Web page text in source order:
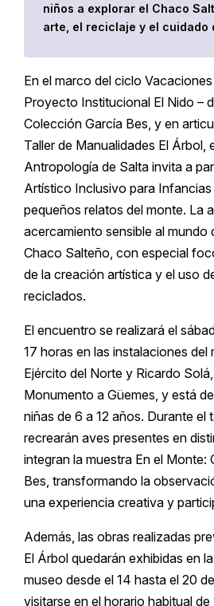
niños a explorar el Chaco
arte, el reciclaje y el cuidado
En el marco del ciclo
Proyecto Institucional El Nido –
Colección García Bes, y en
Taller de Manualidades El Árbol,
Antropología de Salta invita a
Artístico Inclusivo para
pequeños relatos del monte. La
acercamiento sensible al mundo
Chaco Salteño, con especial
de la creación artística y el uso
reciclados.
El encuentro se realizará el
17 horas en las instalaciones del
Ejército del Norte y Ricardo
Monumento a Güemes, y está
niñas de 6 a 12 años. Durante el
recrearán aves presentes en
integran la muestra En el Monte:
Bes, transformando la
una experiencia creativa y
Además, las obras realizadas
El Árbol quedarán exhibidas en
museo desde el 14 hasta el 20
visitarse en el horario habitual de